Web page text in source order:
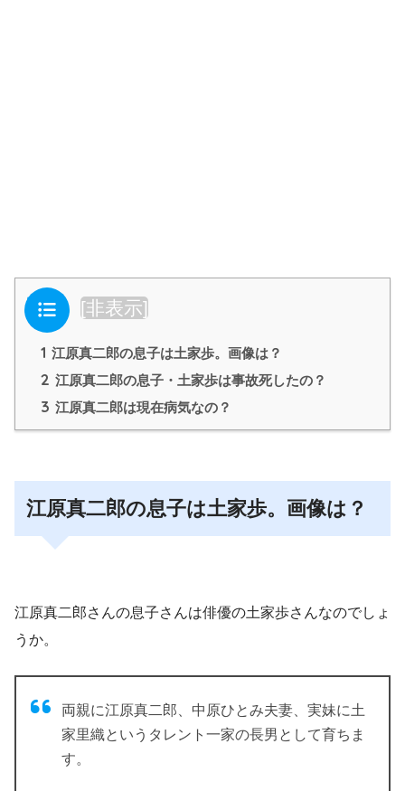
目次 [非表示]
1 江原真二郎の息子は土家歩。画像は？
2 江原真二郎の息子・土家歩は事故死したの？
3 江原真二郎は現在病気なの？
江原真二郎の息子は土家歩。画像は？
江原真二郎さんの息子さんは俳優の土家歩さんなのでしょ
うか。
両親に江原真二郎、中原ひとみ夫妻、実妹に土
家里織というタレント一家の長男として育ちま
す。